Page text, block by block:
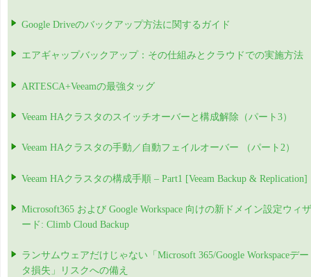
Google Driveのバックアップ方法に関するガイド
エアギャップバックアップ：その仕組みとクラウドでの実施方法
ARTESCA+Veeamの最強タッグ
Veeam HAクラスタのスイッチオーバーと構成解除（パート3）
Veeam HAクラスタの手動／自動フェイルオーバー （パート2）
Veeam HAクラスタの構成手順 – Part1 [Veeam Backup & Replication]
Microsoft365 および Google Workspace 向けの新ドメイン設定ウィザ
ード: Climb Cloud Backup
ランサムウェアだけじゃない「Microsoft 365/Google Workspaceデー
タ損失」リスクへの備え